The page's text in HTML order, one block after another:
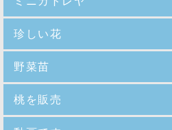
珍しい花
野菜苗
桃を販売